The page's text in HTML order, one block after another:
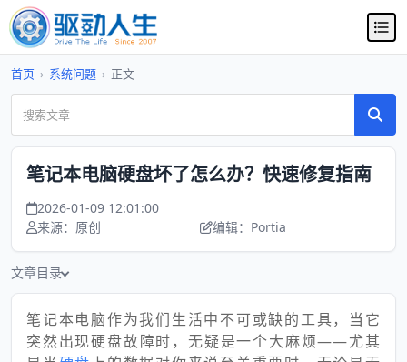
首页 › 系统问题 › 正文
笔记本电脑硬盘坏了怎么办？快速修复指南
2026-01-09 12:01:00
来源：原创
编辑：Portia
文章目录
笔记本电脑作为我们生活中不可或缺的工具，当它
突然出现硬盘故障时，无疑是一个大麻烦——尤其